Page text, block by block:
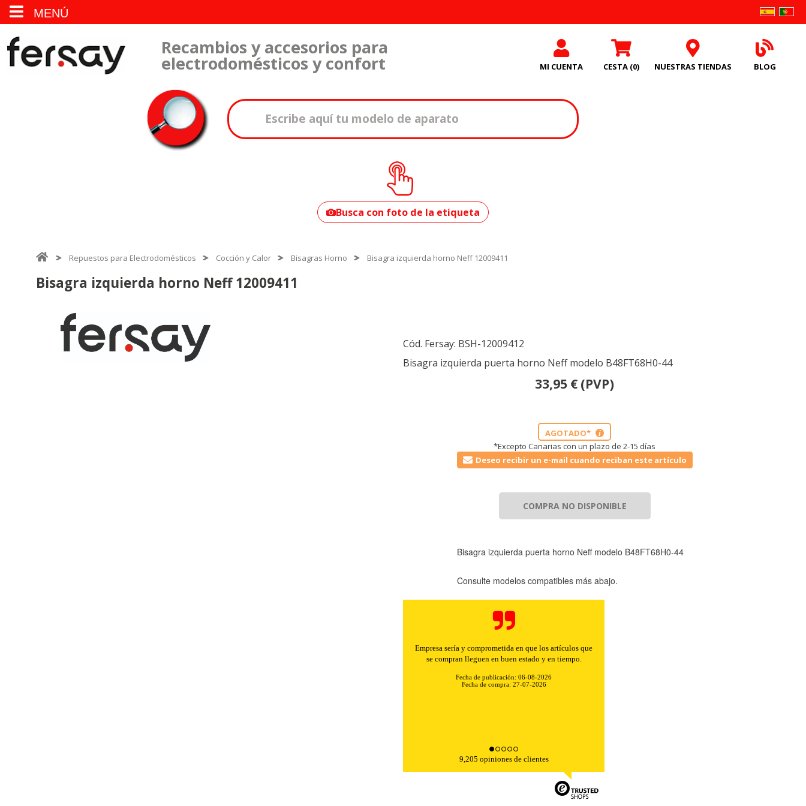
MENÚ
Recambios y accesorios para
electrodomésticos y confort MI CUENTA CESTA (0) NUESTRAS TIENDAS BLOG
tu modelo?
Busca con foto de la etiqueta
Repuestos para Electrodomésticos Cocción y Calor Bisagras Horno Bisagra izquierda horno Neff 12009411
Bisagra izquierda horno Neff 12009411
Cód. Fersay: BSH-12009412
Bisagra izquierda puerta horno Neff modelo B48FT68H0-44
33,95 € (PVP)
AGOTADO* i
*Excepto Canarias con un plazo de 2-15 días
Deseo recibir un e-mail cuando reciban este artículo
COMPRA NO DISPONIBLE
Bisagra izquierda puerta horno Neff modelo B48FT68H0-44
Consulte modelos compatibles más abajo.
Buenos precios y muy rápidos en el envío.
Fecha de compra: 30-07-2026
9,205 opiniones de clientes
HABILITAR TODO RECHAZAR TODO